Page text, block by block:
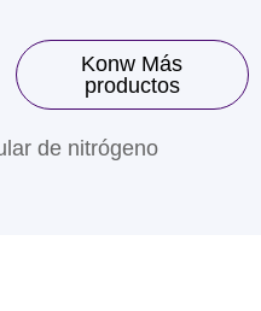
Konw Más
productos